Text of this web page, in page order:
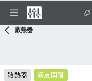
散熱器
散熱器 網友開箱